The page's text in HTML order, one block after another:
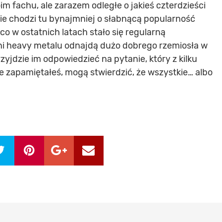
fachu, ale zarazem odległe o jakieś czterdzieści
chodzi tu bynajmniej o słabnącą popularność
w ostatnich latach stało się regularną
heavy metalu odnajdą dużo dobrego rzemiosła w
im odpowiedzieć na pytanie, który z kilku
mogą stwierdzić, że wszystkie… albo